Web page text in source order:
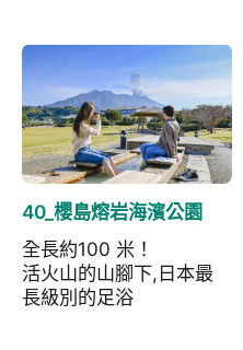
40_櫻島熔岩海濱公園
全長約100 米！
活火山的山腳下,日本最
長級別的足浴